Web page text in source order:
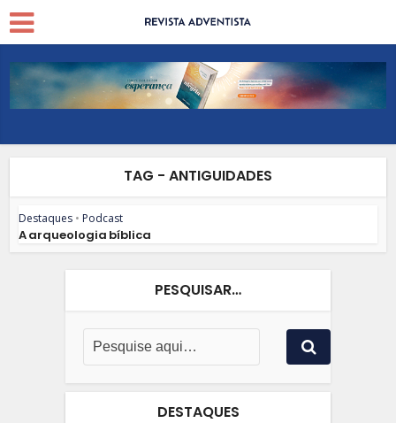
TAG - ANTIGUIDADES
Destaques • Podcast
A arqueologia bíblica
PESQUISAR…
DESTAQUES